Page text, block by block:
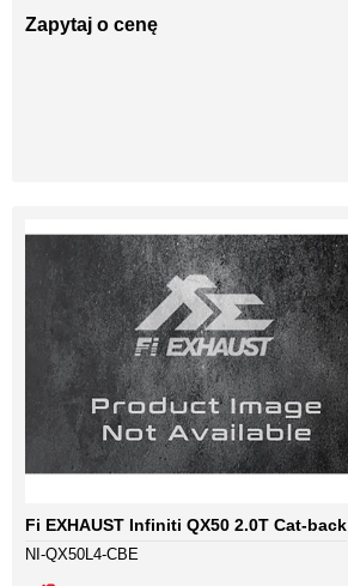
Zapytaj o cenę
Fi EXHAUST Infiniti QX50 2.0T Cat-back
NI-QX50L4-CBE